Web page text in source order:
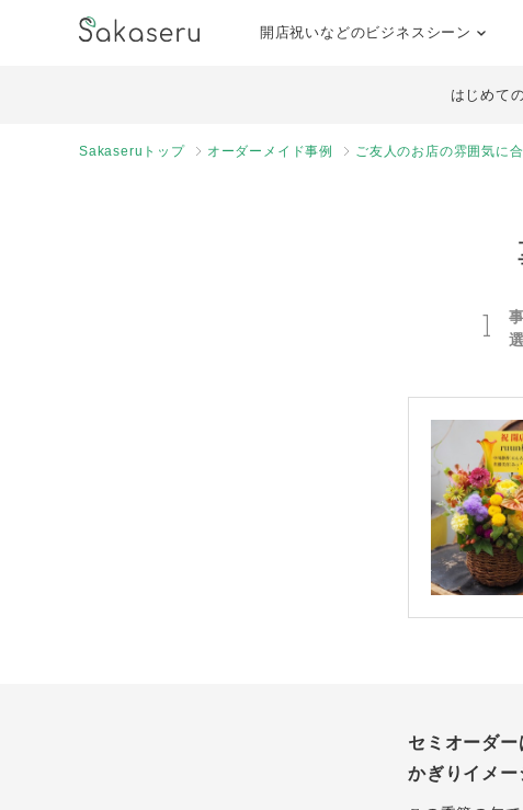
開店祝いなどのビジネスシーン
はじめて
Sakaseruトップ オーダーメイド事例 ご友人のお店の雰囲気に
1
セミオーダ
かぎりイメー